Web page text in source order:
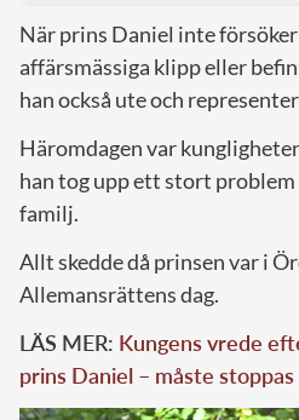
När prins Daniel inte
affärsmässiga klipp eller
han också ute och
Häromdagen var
han tog upp ett stort problem
familj.
Allt skedde då prinsen var i
Allemansrättens dag.
LÄS MER: Kungens vrede
prins Daniel – måste stoppas